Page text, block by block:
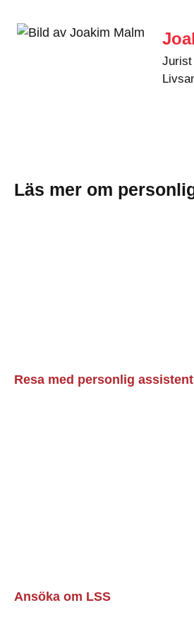
Jurist
Läs mer om
Resa med personlig assistent
Ansöka om LSS